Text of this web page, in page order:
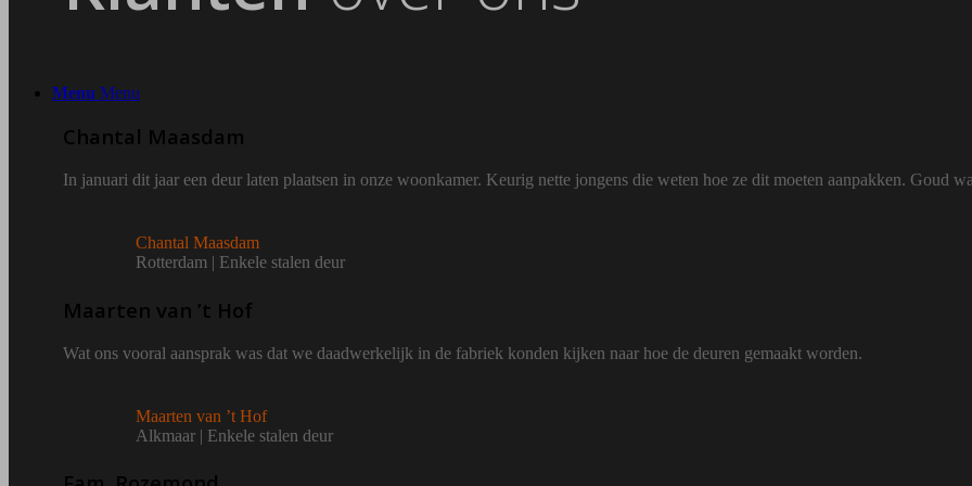
Menu Menu
Chantal Maasdam
In januari dit jaar een deur laten plaatsen in onze woonkamer. Keurig nette jongens die weten hoe ze dit moeten aanpakken. Goud
Chantal Maasdam
Rotterdam | Enkele stalen deur
Maarten van ’t Hof
Wat ons vooral aansprak was dat we daadwerkelijk in de fabriek konden kijken naar hoe de deuren gemaakt worden.
Maarten van ’t Hof
Alkmaar | Enkele stalen deur